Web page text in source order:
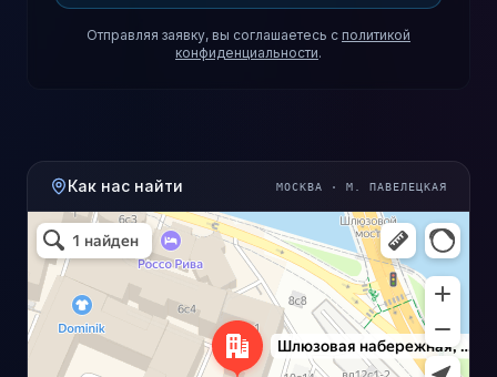
Отправляя заявку, вы соглашаетесь с политикой
конфиденциальности.
Как нас найти МОСКВА · М. ПАВЕЛЕЦКАЯ